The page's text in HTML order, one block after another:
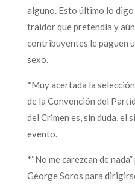
alguno. Esto último lo
traidor que pretendía y
contribuyentes le paguen
sexo.
*Muy acertada la
de la Convención del
del Crimen es, sin duda, el
evento.
*“No me carezcan de
George Soros para